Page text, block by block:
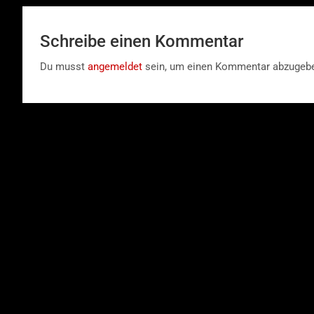
Schreibe einen Kommentar
Du musst angemeldet sein, um einen Kommentar